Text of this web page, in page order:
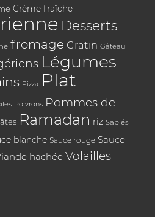
Crème fraîche
Desserts
fromage Gratin Gâteau
Légumes
Pizza Plat
Poivrons Pommes de
Ramadan riz Sablés
blanche Sauce rouge Sauce
hachée Volailles